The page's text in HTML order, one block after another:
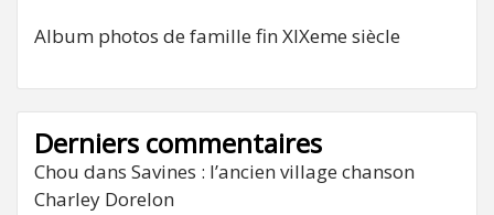
Album photos de famille fin XIXeme siècle
Derniers commentaires
Chou dans Savines : l’ancien village chanson
Charley Dorelon